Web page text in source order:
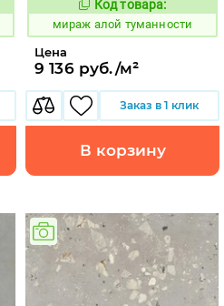
984609
Код товара:
мираж алой туманности
Цена
9 136 руб./м²
Заказ в 1 клик
В корзину